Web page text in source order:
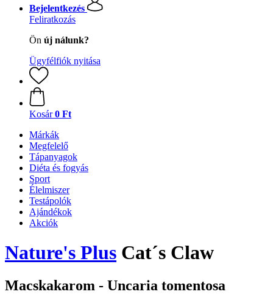
Bejelentkezés
Feliratkozás
Ön új nálunk?
Ügyfélfiók nyitása
Kosár 0 Ft
Márkák
Megfelelő
Tápanyagok
Diéta és fogyás
Sport
Élelmiszer
Testápolók
Ajándékok
Akciók
Nature's Plus Cat´s Claw
Macskakarom - Uncaria tomentosa